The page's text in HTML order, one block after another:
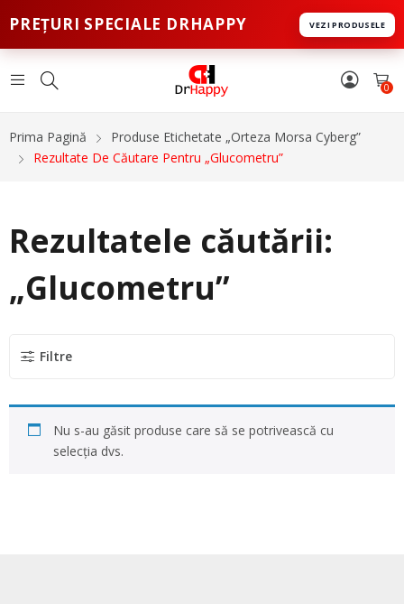
PREȚURI SPECIALE DRHAPPY VEZI PRODUSELE
0
Prima Pagină
Produse Etichetate „orteza Morsa Cyberg”
Rezultate De Căutare Pentru „Glucometru”
Rezultatele căutării:
„Glucometru”
Filtre
Nu s-au găsit produse care să se potrivească cu
selecția dvs.